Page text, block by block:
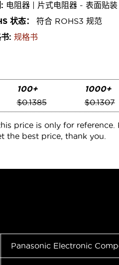
电阻器 | 片式电阻器 - 表面贴装
状态：
符合 ROHS3 规范
: 规格书
100+
$0.1385
1000+
$0.1307
price is only for reference.
the best price, thank you.
Panasonic Electronic